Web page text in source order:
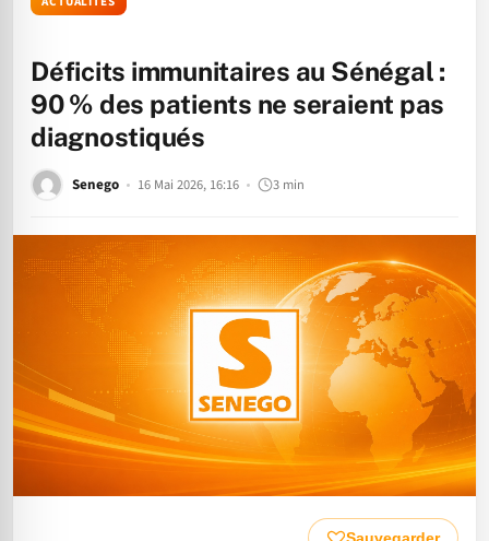
Déficits immunitaires au Sénégal :
90 % des patients ne seraient pas
diagnostiqués
Senego 16 Mai 2026, 16:16 3 min
Sauvegarder